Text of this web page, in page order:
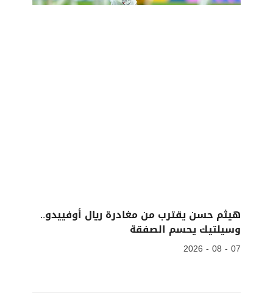
هيثم حسن يقترب من مغادرة ريال أوفييدو..
وسيلتيك يحسم الصفقة
07 - 08 - 2026